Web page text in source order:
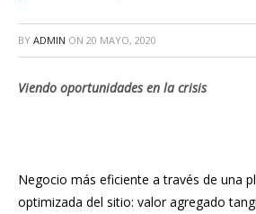
BY ADMIN ON 20 MAYO, 2020
Viendo oportunidades en la crisis
Negocio más eficiente a través de una
optimizada del sitio: valor agregado